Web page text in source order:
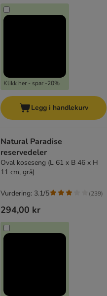
Klikk her - spar -20%
Legg i handlekurv
Natural Paradise
reservedeler
Oval koseseng (L 61 x B 46 x H
11 cm, grå)
294,00 kr
Vurdering: 3.1/5 (239)